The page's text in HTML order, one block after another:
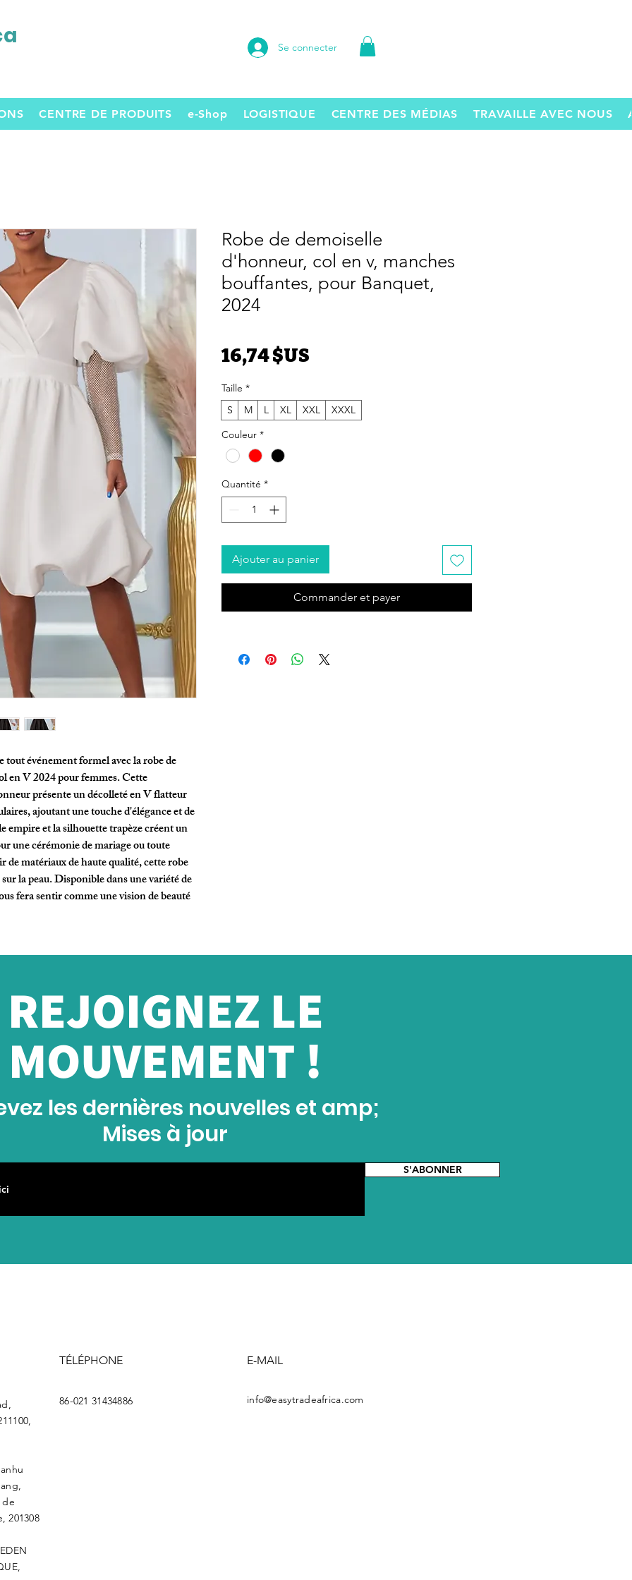
Se connecter
CENTRE DE PRODUITS e-Shop LOGISTIQUE CENTRE DES MÉDIAS TRAVAILLE AVEC NOUS
événement formel avec la robe de
en V 2024 pour femmes. Cette
présente un décolleté en V flatteur
ajoutant une touche d'élégance et de
empire et la silhouette trapèze créent un
une cérémonie de mariage ou toute
de matériaux de haute qualité, cette robe
la peau. Disponible dans une variété de
fera sentir comme une vision de beauté
Robe de demoiselle
d'honneur, col en v, manches
bouffantes, pour Banquet,
2024
16,74 $US
Taille *
S
M L XL XXL
XXXL
Couleur *
Quantité *
Ajouter au panier
Commander et payer
REJOIGNEZ LE
MOUVEMENT !
les dernières nouvelles et amp;
Mises à jour
S'ABONNER
de
201308
TÉLÉPHONE
86-021 31434886
E-MAIL
info@easytradeafrica.com